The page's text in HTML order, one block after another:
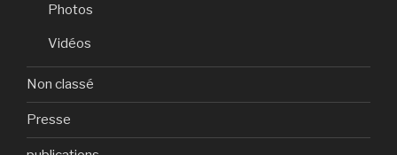
Photos
Vidéos
Non classé
Presse